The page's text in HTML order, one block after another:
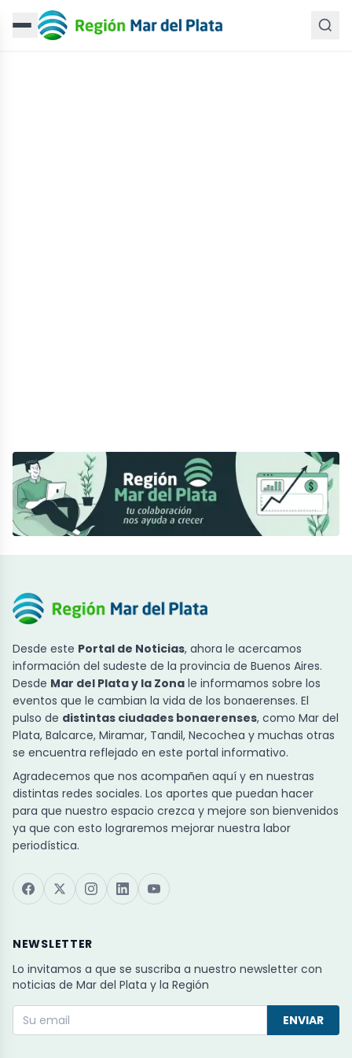
Desde este Portal de Noticias, ahora le acercamos
información del sudeste de la provincia de Buenos Aires.
Desde Mar del Plata y la Zona le informamos sobre los
eventos que le cambian la vida de los bonaerenses. El
pulso de distintas ciudades bonaerenses, como Mar del
Plata, Balcarce, Miramar, Tandil, Necochea y muchas otras
se encuentra reflejado en este portal informativo.
Agradecemos que nos acompañen aquí y en nuestras
distintas redes sociales. Los aportes que puedan hacer
para que nuestro espacio crezca y mejore son bienvenidos
ya que con esto lograremos mejorar nuestra labor
periodística.
NEWSLETTER
Lo invitamos a que se suscriba a nuestro newsletter con
noticias de Mar del Plata y la Región
ENVIAR